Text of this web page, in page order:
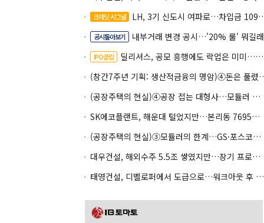
크레딧 시그널 LH, 3기 신도시 여파로…차입금 109조까지 확대
공시톺아보기 내부거래 변경 공시…'20% 룰' 뭐길래
IPO클립
딜리셔스, 공모 흥행에도 락업은 미미…441곳 중 확약 5곳
(창간7주년 기획: 생산적
(공장주택의 현실)④공장 접는 대형사…모듈러 주도권 전문기업으로
SK에코플랜트, 해운대 털었지만…본리동 7695억 PF 남았다
(공장주택의 현실)③모듈러의 한계…GS·포스코도 전략 수정
대우건설, 해외수주 5.5조 쌓였지만…장기 프로젝트 관리가 변수
태영건설, 디벨로퍼에서 도급으로…워크아웃 후 체질전환